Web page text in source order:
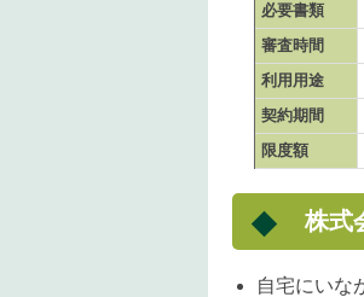
必要書類
審査時間
利用用途
契約期間
限度額
株式
自宅にいな